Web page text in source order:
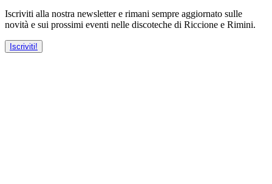
Iscriviti alla nostra newsletter e rimani sempre aggiornato sulle
novità e sui prossimi eventi nelle discoteche di Riccione e Rimini.
Iscriviti!